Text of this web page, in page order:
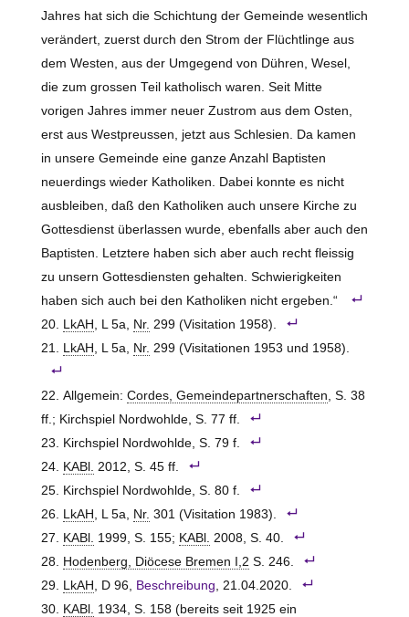
Jahres hat sich die Schichtung der Gemeinde wesentlich
verändert, zuerst durch den Strom der Flüchtlinge aus
dem Westen , aus der Umgegend von Dühren, Wesel,
die zum grossen Teil katholisch waren. Seit Mitte
vorigen Jahres immer neuer Zustrom aus dem Osten,
erst aus Westpreussen, jetzt aus Schlesien. Da kamen
in unsere Gemeinde eine ganze Anzahl Baptisten
neuerdings wieder Katholiken. Dabei konnte es nicht
ausbleiben, daß den Katholiken auch unsere Kirche zu
Gottesdienst überlassen wurde, ebenfalls aber auch den
Baptisten. Letztere haben sich aber auch recht fleissig
zu unsern Gottesdiensten gehalten. Schwierigkeiten
haben sich auch bei den Katholiken nicht ergeben.“
LkAH
, L 5a, Nr. 299 (Visitation 1958).
LkAH
, L 5a, Nr. 299 (Visitationen 1953 und 1958).
Allgemein: Cordes, Gemeindepartnerschaften , S. 38
ff.; Kirchspiel Nordwohlde, S. 77 ff.
Kirchspiel Nordwohlde, S. 79 f.
KABl.
2012, S. 45 ff.
Kirchspiel Nordwohlde, S. 80 f.
LkAH
, L 5a, Nr. 301 (Visitation 1983).
KABl.
1999, S. 155; KABl.
2008, S. 40.
Hodenberg, Diöcese Bremen I,2 S. 246.
LkAH
, D 96, Beschreibung , 21.04.2020.
KABl.
1934, S. 158 (bereits seit 1925 ein